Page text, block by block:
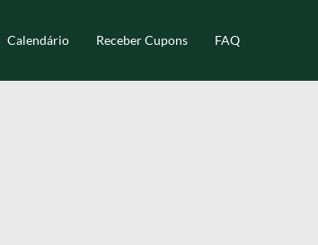
Calendário Receber Cupons FAQ